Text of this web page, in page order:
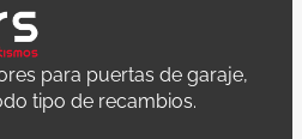
para puertas de garaje,
tipo de recambios.